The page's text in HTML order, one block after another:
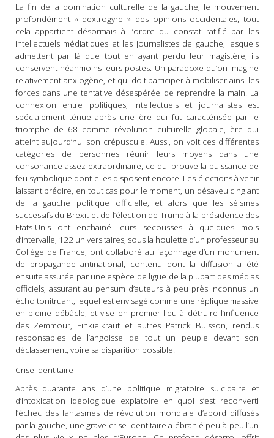
La fin de la domination culturelle de la gauche, le mouvement
profondément « dextrogyre » des opinions occidentales, tout
cela appartient désormais à l’ordre du constat ratifié par les
intellectuels médiatiques et les journalistes de gauche, lesquels
admettent par là que tout en ayant perdu leur magistère, ils
conservent néanmoins leurs postes. Un paradoxe qu’on imagine
relativement anxiogène, et qui doit participer à mobiliser ainsi les
forces dans une tentative désespérée de reprendre la main. La
connexion entre politiques, intellectuels et journalistes est
spécialement ténue après une ère qui fut caractérisée par le
triomphe de 68 comme révolution culturelle globale, ère qui
atteint aujourd’hui son crépuscule. Aussi, on voit ces différentes
catégories de personnes réunir leurs moyens dans une
consonance assez extraordinaire, ce qui prouve la puissance de
feu symbolique dont elles disposent encore. Les élections à venir
laissant prédire, en tout cas pour le moment, un désaveu cinglant
de la gauche politique officielle, et alors que les séismes
successifs du Brexit et de l’élection de Trump à la présidence des
Etats-Unis ont enchainé leurs secousses à quelques mois
d’intervalle, 122 universitaires, sous la houlette d’un professeur au
Collège de France, ont collaboré au façonnage d’un monument
de propagande antinational, contenu dont la diffusion a été
ensuite assurée par une espèce de ligue de la plupart des médias
officiels, assurant au pensum d’auteurs à peu près inconnus un
écho tonitruant, lequel est envisagé comme une réplique massive
en pleine débâcle, et vise en premier lieu à détruire l’influence
des Zemmour, Finkielkraut et autres Patrick Buisson, rendus
responsables de l’angoisse de tout un peuple devant son
déclassement, voire sa disparition possible.
Crise identitaire
Après quarante ans d’une politique migratoire suicidaire et
d’intoxication idéologique expiatoire en quoi s’est reconverti
l’échec des fantasmes de révolution mondiale d’abord diffusés
par la gauche, une grave crise identitaire a ébranlé peu à peu l’un